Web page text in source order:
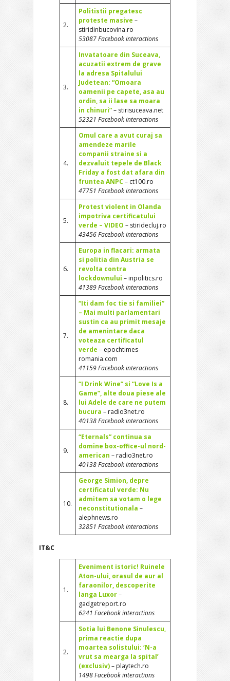
2.
Politistii pregatesc
proteste masive –
stiridinbucovina.ro
53087 Facebook interactions
3.
Invatatoare din Suceava,
acuzatii extrem de grave
la adresa Spitalului
Judetean: “Omoara
oamenii pe capete, asa au
ordin, sa ii lase sa moara
in chinuri”– stirisuceava.net
52321 Facebook interactions
4.
Omul care a avut curaj sa
amendeze marile
companii straine si a
dezvaluit tepele de Black
Friday a fost dat afara din
fruntea ANPC– ct100.ro
47751 Facebook interactions
5.
Protest violent in Olanda
impotriva certificatului
verde – VIDEO – stiridecluj.ro
43456 Facebook interactions
6.
Europa in flacari: armata
si politia din Austria se
revolta contra
lockdownului – inpolitics.ro
41389 Facebook interactions
7.
“Iti dam foc tie si familiei”
– Mai multi parlamentari
sustin ca au primit mesaje
de amenintare daca
voteaza certificatul
verde – epochtimes-
romania.com
41159 Facebook interactions
8.
“I Drink Wine” si “Love Is a
Game”, alte doua piese ale
lui Adele de care ne putem
bucura – radio3net.ro
40138 Facebook interactions
9.
“Eternals” continua sa
domine box-office-ul nord-
american – radio3net.ro
40138 Facebook interactions
10.
George Simion, depre
certificatul verde: Nu
admitem sa votam o lege
neconstitutionala –
alephnews.ro
32851 Facebook interactions
IT&C
1.
Eveniment istoric! Ruinele
Aton-ului, orasul de aur al
faraonilor, descoperite
langa Luxor–
gadgetreport.ro
6241 Facebook interactions
2.
Sotia lui Benone Sinulescu,
prima reactie dupa
moartea solistului: ‘N-a
vrut sa mearga la spital’
(exclusiv)– playtech.ro
1498 Facebook interactions